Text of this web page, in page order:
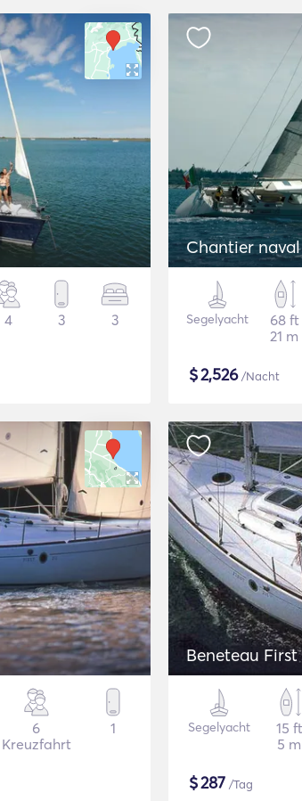
4 3 3
Chantier naval
Segelyacht
68 ft
21 m
$2,526/Nacht
6
Kreuzfahrt
1
Beneteau First
Segelyacht
15 ft
5 m
$287 /Tag